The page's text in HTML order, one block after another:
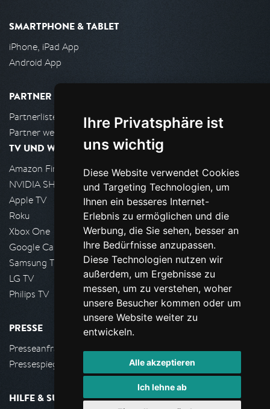
Ihre Privatsphäre ist
uns wichtig
Diese Website verwendet Cookies
und Targeting Technologien, um
Ihnen ein besseres Internet-
Erlebnis zu ermöglichen und die
Werbung, die Sie sehen, besser an
Ihre Bedürfnisse anzupassen.
Diese Technologien nutzen wir
außerdem, um Ergebnisse zu
messen, um zu verstehen, woher
unsere Besucher kommen oder um
unsere Website weiter zu
entwickeln.
Alle akzeptieren
Ich lehne ab
SMARTPHONE & TABLET
iPhone, iPad App
Android App
PARTNER
Partnerliste
Partner werden
TV UND WOHNZIMMER
Amazon FireTV
NVIDIA SHIELD, Google TV
Apple TV
Roku
Xbox One
Google Cast
Samsung TV
LG TV
Philips TV
PRESSE
Presseanfrage stellen
Pressespiegel
HILFE & SUPPORT